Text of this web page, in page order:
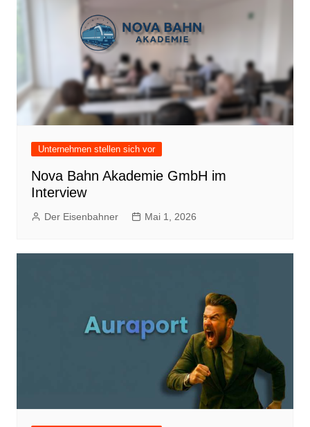
Unternehmen stellen sich vor
Nova Bahn Akademie GmbH im
Interview
Der Eisenbahner Mai 1, 2026